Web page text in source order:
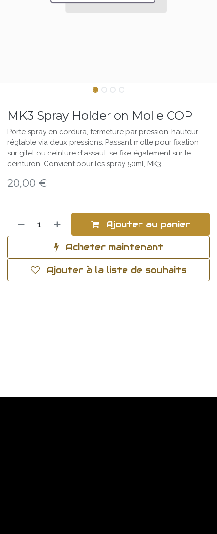
MK3 Spray Holder on Molle COP
Porte spray en cordura, fermeture par pression, hauteur
réglable via deux pressions. Passant molle pour fixation
sur gilet ou ceinture d'assaut, se fixe également sur le
ceinturon. Convient pour les spray 50ml, MK3.
20,00 €
Ajouter au panier
Acheter maintenant
Ajouter à la liste de souhaits